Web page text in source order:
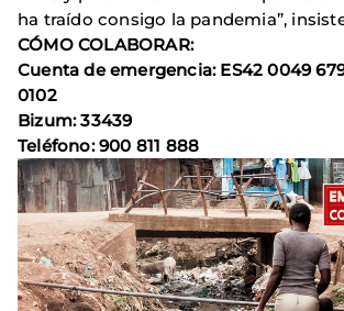
ha traído consigo la pandemia”,
CÓMO COLABORAR:
Cuenta de emergencia: ES42 0049
0102
Bizum: 33439
Teléfono: 900 811 888